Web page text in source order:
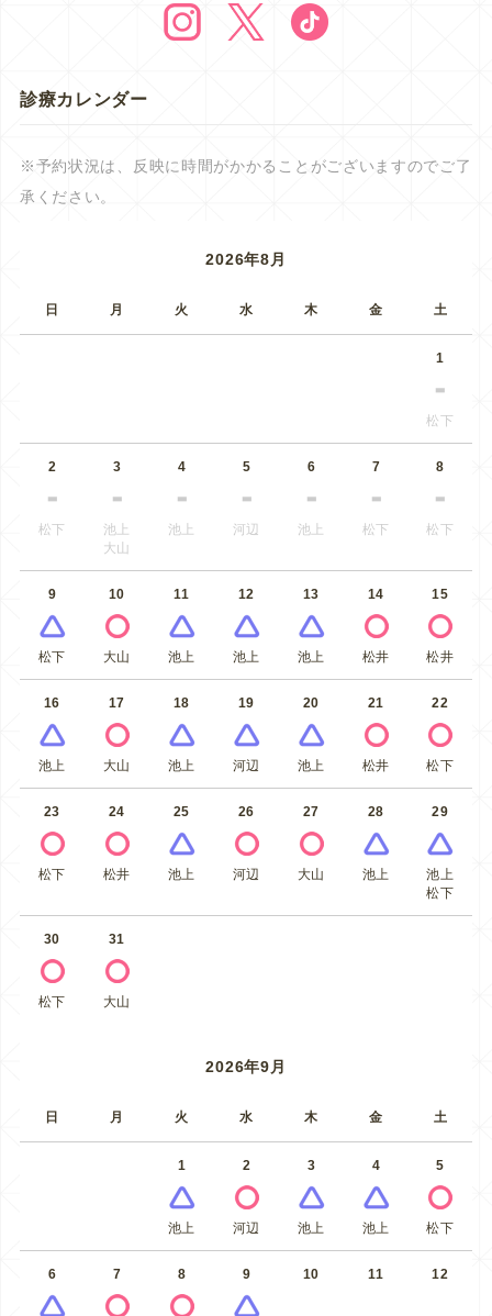
診療カレンダー
※予約状況は、反映に時間がかかることがございますのでご了
承ください。
2026年8月
日 月 火 水 木 金 土
1
松下
2
松下
3
池上
大山
4
池上
5
河辺
6
池上
7
松下
8
松下
9
松下
10
大山
11
池上
12
池上
13
池上
14
松井
15
松井
16
池上
17
大山
18
池上
19
河辺
20
池上
21
松井
22
松下
23
松下
24
松井
25
池上
26
河辺
27
大山
28
池上
29
池上
松下
30
松下
31
大山
2026年9月
日 月 火 水 木 金 土
1
池上
2
河辺
3
池上
4
池上
5
松下
6 7 8 9 10 11 12